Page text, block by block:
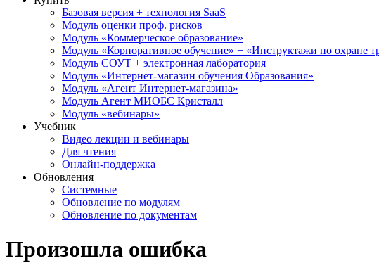
Базовая версия + технология SaaS
Модуль оценки проф. рисков
Модуль «Коммерческое образование»
Модуль «Корпоративное обучение» + «Инструктажи по охране
Модуль СОУТ + электронная лаборатория
Модуль «Интернет-магазин обучения Образования»
Модуль «Агент Интернет-магазина»
Модуль Агент МИОБС Кристалл
Модуль «вебинары»
Учебник
Видео лекции и вебинары
Для чтения
Онлайн-поддержка
Обновления
Системные
Обновление по модулям
Обновление по документам
Произошла ошибка